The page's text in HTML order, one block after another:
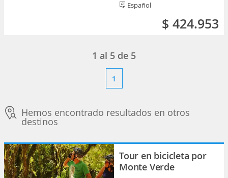
Español
$ 424.953
1 al 5 de 5
1
Hemos encontrado resultados en otros
destinos
Tour en bicicleta por
Monte Verde